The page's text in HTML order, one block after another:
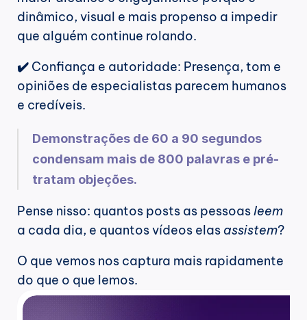
dinâmico, visual e mais propenso a impedir
que alguém continue rolando.
✔️ Confiança e autoridade: Presença, tom e
opiniões de especialistas parecem humanos
e credíveis.
Demonstrações de 60 a 90 segundos
condensam mais de 800 palavras e pré-
tratam objeções.
Pense nisso: quantos posts as pessoas leem
a cada dia, e quantos vídeos elas assistem?
O que vemos nos captura mais rapidamente
do que o que lemos.